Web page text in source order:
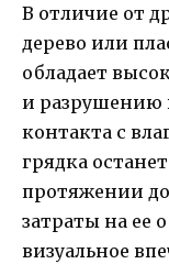
В отличие от
дерево или
обладает
и разрушению
контакта с
грядка
протяжении
затраты на ее
визуальное